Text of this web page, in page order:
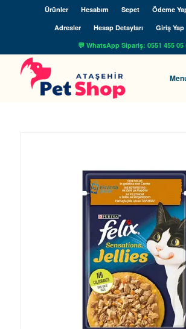
Ürünler Hesabım Sepet Ödeme
Adresler
Hesap Detayları Giriş Yap
💬 WhatsApp Sipariş: 0551 455 05